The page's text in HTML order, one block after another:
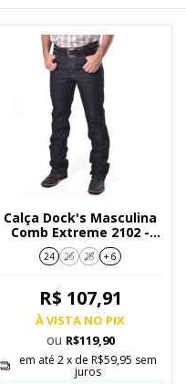
Calça Dock's Masculina
Comb Extreme 2102 -
005
24 26 28 + 6
R$ 107,91
À VISTA NO PIX
ou R$119,90
em até 2x de R$59,95 sem
juros